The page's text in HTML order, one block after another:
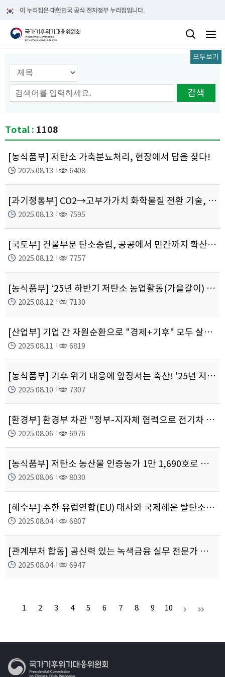
이 누리집은 대한민국 공식 전자정부 누리집입니다.
모두보기
검색 옵션선택
검색
Total : 1108
[농식품부] 저탄소 가축분뇨처리, 현장에서 답을 찾다!
2025.08.13 6408
[과기정통부] CO2→고부가가치 화학물질 전환 기술, 탄소중립 산업 대전환 선도
2025.08.13 7595
[국토부] 건물부문 탄소중립, 공공에서 민간까지 확산한다
2025.08.12 7757
[농식품부] ‘25년 하반기 저탄소 농업활동(가을갈이) 지원 신청 개시, 온실가스 5만톤 추가 감축 기대
2025.08.12 7130
[산업부] 기업 간 자원순환으로 "경제+기후" 모두 살린다!
2025.08.11 6819
[농식품부] 기후 위기 대응에 앞장서는 축산! '25년 저탄소 축산물 인증 농가 338호 선정
2025.08.10 7307
[환경부] 환경부 차관 “정부-지자체 협력으로 전기차 보급동력 확보 및 가속화”
2025.08.06 6976
[농식품부] 저탄소 농산물 인증농가 1만 1,690호로 확대, 신규 탄소감축 기술 도입 등 지속 확대 노력
2025.08.06 8030
[해수부] 주한 유럽연합(EU) 대사와 국제해운 탈탄소화 협력 논의
2025.08.04 6807
[관계부처 합동] 공신력 있는 녹색금융 실무 전문가 첫 배출, 탄소중립 금융 뒷받침
2025.08.04 6947
1 2 3 4 5 6 7 8 9 10